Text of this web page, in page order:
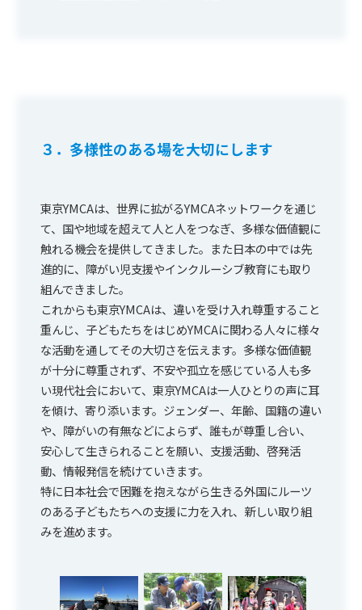
３．多様性のある場を大切にします
東京YMCAは、世界に拡がるYMCAネットワークを通じ
て、国や地域を超えて人と人をつなぎ、多様な価値観に
触れる機会を提供してきました。また日本の中では先
進的に、障がい児支援やインクルーシブ教育にも取り
組んできました。
これからも東京YMCAは、違いを受け入れ尊重すること
重んじ、子どもたちをはじめYMCAに関わる人々に様々
な活動を通してその大切さを伝えます。多様な価値観
が十分に尊重されず、不安や孤立を感じている人も多
い現代社会において、東京YMCAは一人ひとりの声に耳
を傾け、寄り添います。ジェンダー、年齢、国籍の違い
や、障がいの有無などによらず、誰もが尊重し合い、
安心して生きられることを願い、支援活動、啓発活
動、情報発信を続けていきます。
特に日本社会で困難を抱えながら生きる外国にルーツ
のある子どもたちへの支援に力を入れ、新しい取り組
みを進めます。